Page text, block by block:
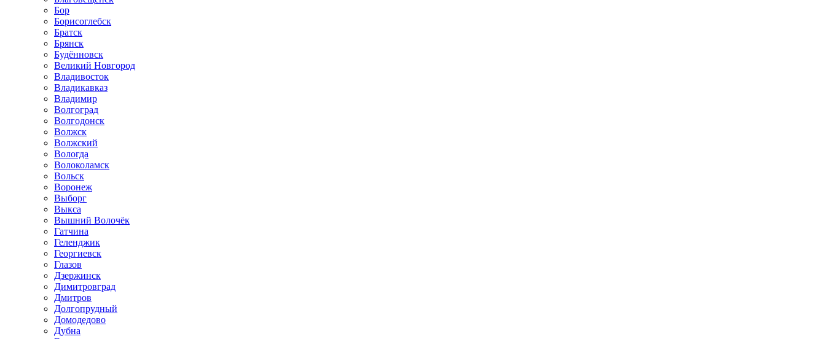
Бор
Борисоглебск
Братск
Брянск
Будённовск
Великий Новгород
Владивосток
Владикавказ
Владимир
Волгоград
Волгодонск
Волжск
Волжский
Вологда
Волоколамск
Вольск
Воронеж
Выборг
Выкса
Вышний Волочёк
Гатчина
Геленджик
Георгиевск
Глазов
Дзержинск
Димитровград
Дмитров
Долгопрудный
Домодедово
Дубна